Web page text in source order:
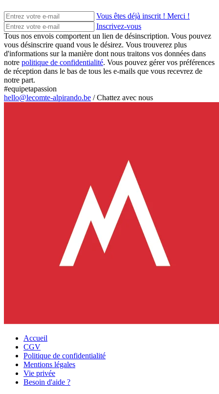
Vous êtes déjà inscrit ! Merci !
Inscrivez-vous
Tous nos envois comportent un lien de désinscription. Vous pouvez
vous désinscrire quand vous le désirez. Vous trouverez plus
d'informations sur la manière dont nous traitons vos données dans
notre politique de confidentialité. Vous pouvez gérer vos préférences
de réception dans le bas de tous les e-mails que vous recevrez de
notre part.
#equipetapassion
hello@lecomte-alpirando.be /Chattez avec nous
Accueil
CGV
Politique de confidentialité
Mentions légales
Vie privée
Besoin d'aide ?